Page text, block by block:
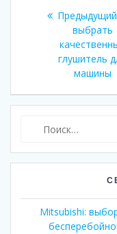
записям
выбрать
глушитель
машины
Mitsubishi: